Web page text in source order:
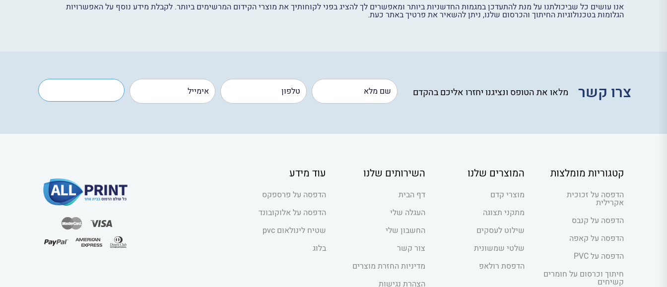
אנו עושים כל שביכולתנו על מנת להתעדכן במגמות החדשניות ביותר ומאפשרים לך להציג בפני לקוחותיך את מוצרי הקידום המרשימים ביותר. לקבלת מידע נוסף על האפשרויות
הגלומות בטכנולוגיות החיתוך והכרסום שלנו, ניתן להשאיר את פרטיך באתר כעת.
צרו קשר מלאו את הטופס ונציגנו יחזרו אליכם בהקדם
קטגוריות מומלצות
הדפסה על זכוכית
אקרילית
הדפסה על קנבס
הדפסה על קאפה
הדפסה על PVC
חיתוך וכרסום על חומרים
קשיחים
המוצרים שלנו
מוצרי קדם
מתקני תצוגה
שילוט לעסקים
שלטי שמשונית
הדפסת רולאפ
השירותים שלנו
דף הבית
העגלה שלי
החשבון שלי
צור קשר
מדיניות החזרת מוצרים
הצהרת נגישות
עוד מידע
הדפסה על פרספקס
הדפסה על אלוקובונד
שטיח לינולאום pvc
בלוג